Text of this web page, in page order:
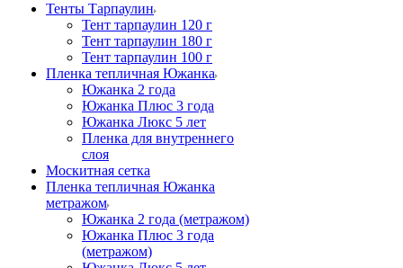
Тенты Тарпаулин
Тент тарпаулин 120 г
Тент тарпаулин 180 г
Тент тарпаулин 100 г
Пленка тепличная Южанка
Южанка 2 года
Южанка Плюс 3 года
Южанка Люкс 5 лет
Пленка для внутреннего
слоя
Москитная сетка
Пленка тепличная Южанка
метражом
Южанка 2 года (метражом)
Южанка Плюс 3 года
(метражом)